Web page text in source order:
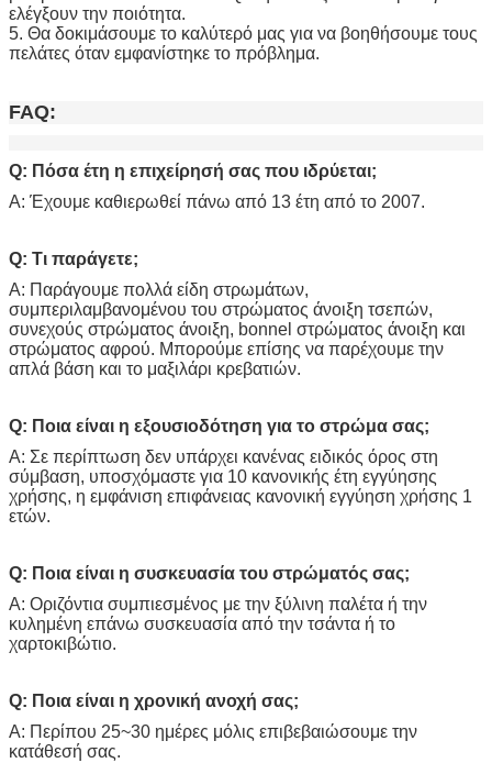
ελέγξουν την ποιότητα.
5. Θα δοκιμάσουμε το καλύτερό μας για να βοηθήσουμε τους
πελάτες όταν εμφανίστηκε το πρόβλημα.
FAQ:
Q: Πόσα έτη η επιχείρησή σας που ιδρύεται;
Α: Έχουμε καθιερωθεί πάνω από 13 έτη από το 2007.
Q: Τι παράγετε;
Α: Παράγουμε πολλά είδη στρωμάτων,
συμπεριλαμβανομένου του στρώματος άνοιξη τσεπών,
συνεχούς στρώματος άνοιξη, bonnel στρώματος άνοιξη και
στρώματος αφρού. Μπορούμε επίσης να παρέχουμε την
απλά βάση και το μαξιλάρι κρεβατιών.
Q: Ποια είναι η εξουσιοδότηση για το στρώμα σας;
Α: Σε περίπτωση δεν υπάρχει κανένας ειδικός όρος στη
σύμβαση, υποσχόμαστε για 10 κανονικής έτη εγγύησης
χρήσης, η εμφάνιση επιφάνειας κανονική εγγύηση χρήσης 1
ετών.
Q: Ποια είναι η συσκευασία του στρώματός σας;
Α: Οριζόντια συμπιεσμένος με την ξύλινη παλέτα ή την
κυλημένη επάνω συσκευασία από την τσάντα ή το
χαρτοκιβώτιο.
Q: Ποια είναι η χρονική ανοχή σας;
Α: Περίπου 25~30 ημέρες μόλις επιβεβαιώσουμε την
κατάθεσή σας.